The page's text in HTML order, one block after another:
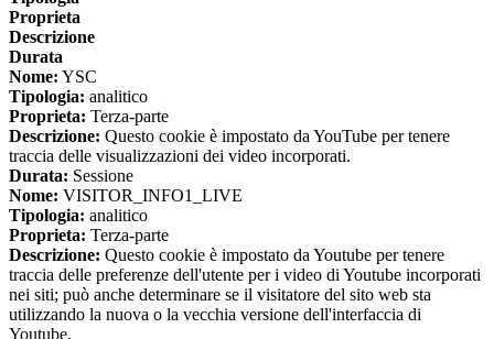
Proprieta
Descrizione
Durata
Nome: YSC
Tipologia: analitico
Proprieta: Terza-parte
Descrizione: Questo cookie è impostato da YouTube per tenere
traccia delle visualizzazioni dei video incorporati.
Durata: Sessione
Nome: VISITOR_INFO1_LIVE
Tipologia: analitico
Proprieta: Terza-parte
Descrizione: Questo cookie è impostato da Youtube per tenere
traccia delle preferenze dell'utente per i video di Youtube incorporati
nei siti; può anche determinare se il visitatore del sito web sta
utilizzando la nuova o la vecchia versione dell'interfaccia di
Youtube.